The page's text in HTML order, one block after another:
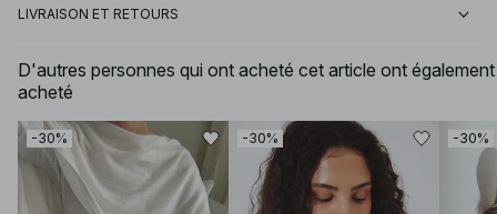
LIVRAISON ET RETOURS
D'autres personnes qui ont acheté cet article ont également
acheté
-30% -30% -30%